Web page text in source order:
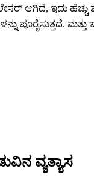
ಆಗಿದೆ, ಇದು ಹೆಚ್ಚು
ಪೂರೈಸುತ್ತದೆ.
ವ್ಯತ್ಯಾಸ